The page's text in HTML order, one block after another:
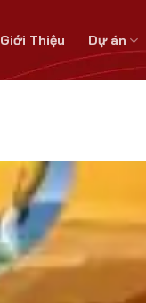
Giới Thiệu Dự án